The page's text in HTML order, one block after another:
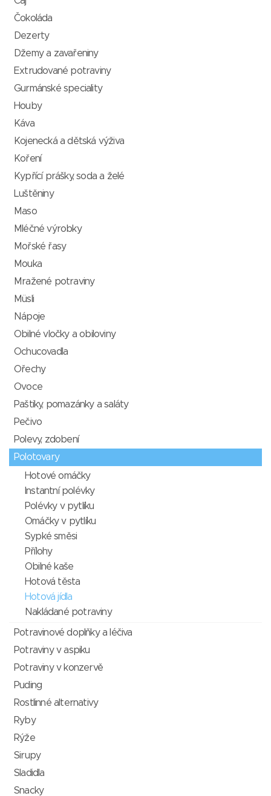
Čokoláda
Dezerty
Džemy a zavařeniny
Extrudované potraviny
Gurmánské speciality
Houby
Káva
Kojenecká a dětská výživa
Koření
Kypřící prášky, soda a želé
Luštěniny
Maso
Mléčné výrobky
Mořské řasy
Mouka
Mražené potraviny
Müsli
Nápoje
Obilné vločky a obiloviny
Ochucovadla
Ořechy
Ovoce
Paštiky, pomazánky a saláty
Pečivo
Polevy, zdobení
Polotovary
Hotové omáčky
Instantní polévky
Polévky v pytlíku
Omáčky v pytlíku
Sypké směsi
Přílohy
Obilné kaše
Hotová těsta
Hotová jídla
Nakládané potraviny
Potravinové doplňky a léčiva
Potraviny v aspiku
Potraviny v konzervě
Puding
Rostlinné alternativy
Ryby
Rýže
Sirupy
Sladidla
Snacky